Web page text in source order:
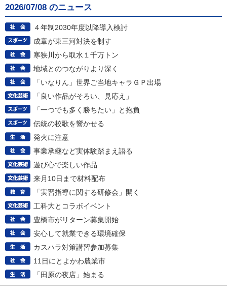
2026/07/08 のニュース
４年制2030年度以降導入検討
成章が東三河対決を制す
寒狭川から取水１千万トン
地域とのつながりより深く
「いなりん」世界ご当地キャラＧＰ出場
「良い作品がそろい、見応え」
「一つでも多く勝ちたい」と抱負
伝統の校歌を響かせる
発火に注意
事業承継など実体験踏まえ語る
遊び心で楽しい作品
来月10日まで材料配布
「実習指導に関する研修会」開く
工科大とコラボイベント
豊橋市がリターン募集開始
安心して就業できる環境確保
カスハラ対策講習参加募集
11日にとよかわ農業市
「田原の夜店」始まる